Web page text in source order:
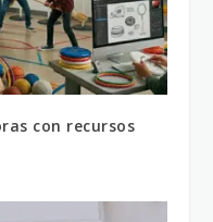
con recursos